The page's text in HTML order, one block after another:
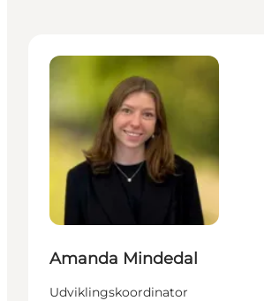
Amanda Mindedal
Udviklingskoordinator